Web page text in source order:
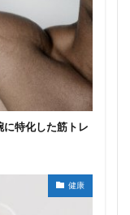
特化した筋トレ
健康